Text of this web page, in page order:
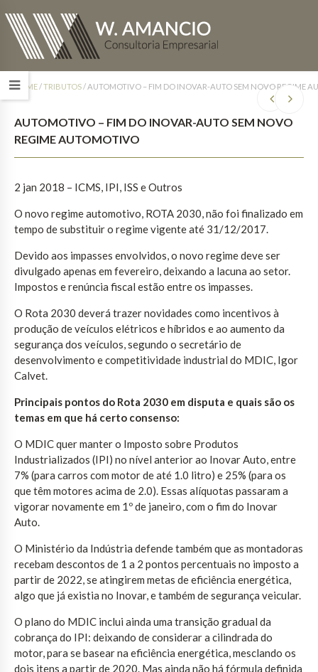
HOME/TRIBUTOS/AUTOMOTIVO – FIM DO INOVAR-AUTO SEM NOVO REGIME
AUTOMOTIVO – FIM DO INOVAR-AUTO SEM NOVO
REGIME AUTOMOTIVO
2 jan 2018 – ICMS, IPI, ISS e Outros
O novo regime automotivo, ROTA 2030, não foi finalizado em
tempo de substituir o regime vigente até 31/12/2017.
Devido aos impasses envolvidos, o novo regime deve ser
divulgado apenas em fevereiro, deixando a lacuna ao setor.
Impostos e renúncia fiscal estão entre os impasses.
O Rota 2030 deverá trazer novidades como incentivos à
produção de veículos elétricos e híbridos e ao aumento da
segurança dos veículos, segundo o secretário de
desenvolvimento e competitividade industrial do MDIC, Igor
Calvet.
Principais pontos do Rota 2030 em disputa e quais são os
temas em que há certo consenso:
O MDIC quer manter o Imposto sobre Produtos
Industrializados (IPI) no nível anterior ao Inovar Auto, entre
7% (para carros com motor de até 1.0 litro) e 25% (para os
que têm motores acima de 2.0). Essas alíquotas passaram a
vigorar novamente em 1º de janeiro, com o fim do Inovar
Auto.
O Ministério da Indústria defende também que as montadoras
recebam descontos de 1 a 2 pontos percentuais no imposto a
partir de 2022, se atingirem metas de eficiência energética,
algo que já existia no Inovar, e também de segurança veicular.
O plano do MDIC inclui ainda uma transição gradual da
cobrança do IPI: deixando de considerar a cilindrada do
motor, para se basear na eficiência energética, mesclando os
dois itens a partir de 2020. Mas ainda não há fórmula definida